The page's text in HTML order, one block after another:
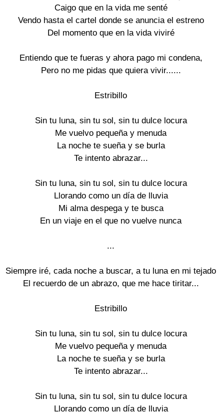
Caigo que en la vida me senté
Vendo hasta el cartel donde se anuncia el estreno
Del momento que en la vida viviré
Entiendo que te fueras y ahora pago mi condena,
Pero no me pidas que quiera vivir......
Estribillo
Sin tu luna, sin tu sol, sin tu dulce locura
Me vuelvo pequeña y menuda
La noche te sueña y se burla
Te intento abrazar...
Sin tu luna, sin tu sol, sin tu dulce locura
Llorando como un día de lluvia
Mi alma despega y te busca
En un viaje en el que no vuelve nunca
...
Siempre iré, cada noche a buscar, a tu luna en mi tejado
El recuerdo de un abrazo, que me hace tiritar...
Estribillo
Sin tu luna, sin tu sol, sin tu dulce locura
Me vuelvo pequeña y menuda
La noche te sueña y se burla
Te intento abrazar...
Sin tu luna, sin tu sol, sin tu dulce locura
Llorando como un día de lluvia